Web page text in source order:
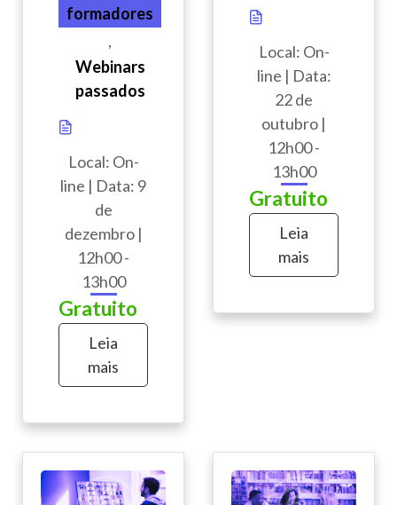
formadores
,
Webinars
passados
Local: On-
line | Data: 9
de
dezembro |
12h00 -
13h00
Gratuito
Leia
mais
Local: On-
line | Data:
22 de
outubro |
12h00 -
13h00
Gratuito
Leia
mais